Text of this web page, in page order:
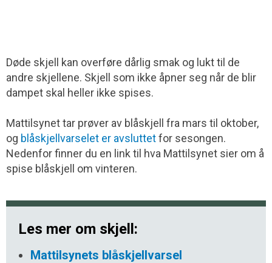
Døde skjell kan overføre dårlig smak og lukt til de
andre skjellene. Skjell som ikke åpner seg når de blir
dampet skal heller ikke spises.
Mattilsynet tar prøver av blåskjell fra mars til oktober,
og blåskjellvarselet er avsluttetfor sesongen.
Nedenfor finner du en link til hva Mattilsynet sier om å
spise blåskjell om vinteren.
Les mer om skjell:
Mattilsynets blåskjellvarsel